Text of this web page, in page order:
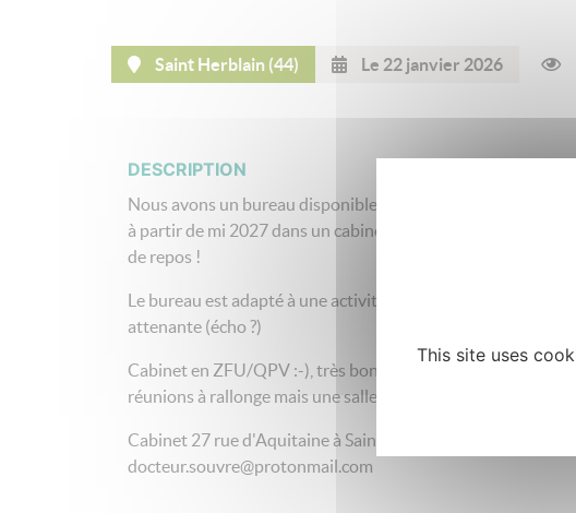
Saint Herblain (44) Le 22 janvier 2026
DESCRIPTION
Nous avons un bureau disponible 3 j/semaine dès
à partir de mi 2027 dans un cabinet de 5 MG + secrétaire +
de repos !
Le bureau est adapté à une activité de spécialiste également,
attenante (écho ?)
Cabinet en ZFU/QPV :-), très bonne ambiance et autonomie
réunions à rallonge mais une salle de repos avec chocolats !
Cabinet 27 rue d'Aquitaine à Saint Herblain. Contact Sabien
docteur.souvre@protonmail.com
This site uses